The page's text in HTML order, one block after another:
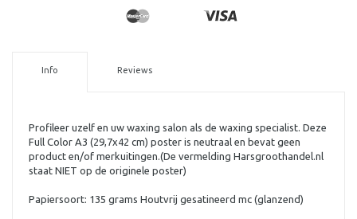
Info Reviews
Profileer uzelf en uw waxing salon als de waxing specialist. Deze
Full Color A3 (29,7x42 cm) poster is neutraal en bevat geen
product en/of merkuitingen.(De vermelding Harsgroothandel.nl
staat NIET op de originele poster)
Papiersoort: 135 grams Houtvrij gesatineerd mc (glanzend)